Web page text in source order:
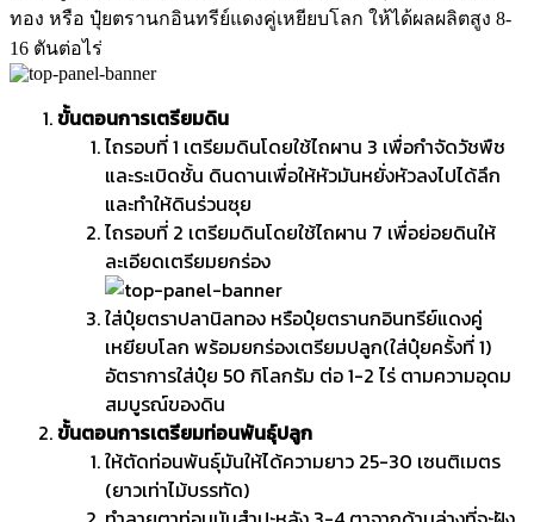
ทอง หรือ ปุ๋ยตรานกอินทรีย์แดงคู่เหยียบโลก ให้ได้ผลผลิตสูง 8-
16 ตันต่อไร่
ขั้นตอนการเตรียมดิน
ไถรอบที่ 1 เตรียมดินโดยใช้ไถผาน 3 เพื่อกำจัดวัชพืช
และระเบิดชั้น ดินดานเพื่อให้หัวมันหยั่งหัวลงไปได้ลึก
และทำให้ดินร่วนซุย
ไถรอบที่ 2 เตรียมดินโดยใช้ไถผาน 7 เพื่อย่อยดินให้
ละเอียดเตรียมยกร่อง
ใส่ปุ๋ยตราปลานิลทอง หรือปุ๋ยตรานกอินทรีย์แดงคู่
เหยียบโลก พร้อมยกร่องเตรียมปลูก(ใส่ปุ๋ยครั้งที่ 1)
อัตราการใส่ปุ๋ย 50 กิโลกรัม ต่อ 1-2 ไร่ ตามความอุดม
สมบูรณ์ของดิน
ขั้นตอนการเตรียมท่อนพันธุ์ปลูก
ให้ตัดท่อนพันธุ์มันให้ได้ความยาว 25-30 เซนติเมตร
(ยาวเท่าไม้บรรทัด)